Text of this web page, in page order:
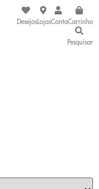
DesejosLojasContaCarrinho
Pesquisar